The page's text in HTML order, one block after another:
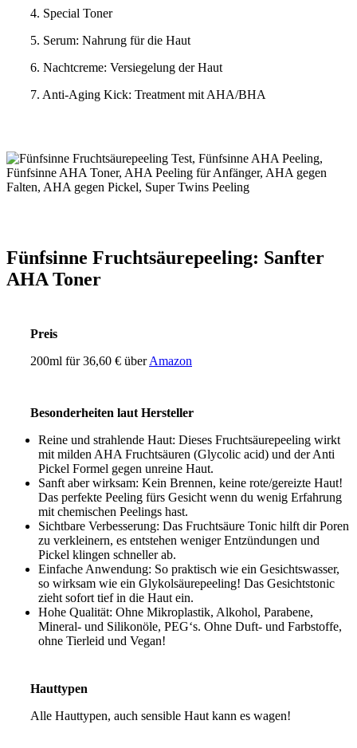
4. Special Toner
5. Serum: Nahrung für die Haut
6. Nachtcreme: Versiegelung der Haut
7. Anti-Aging Kick: Treatment mit AHA/BHA
Fünfsinne Fruchtsäurepeeling: Sanfter
AHA Toner
Preis
200ml für 36,60 € überAmazon
Besonderheiten laut Hersteller
Reine und strahlende Haut: Dieses Fruchtsäurepeeling wirkt
mit milden AHA Fruchtsäuren (Glycolic acid) und der Anti
Pickel Formel gegen unreine Haut.
Sanft aber wirksam: Kein Brennen, keine rote/gereizte Haut!
Das perfekte Peeling fürs Gesicht wenn du wenig Erfahrung
mit chemischen Peelings hast.
Sichtbare Verbesserung: Das Fruchtsäure Tonic hilft dir Poren
zu verkleinern, es entstehen weniger Entzündungen und
Pickel klingen schneller ab.
Einfache Anwendung: So praktisch wie ein Gesichtswasser,
so wirksam wie ein Glykolsäurepeeling! Das Gesichtstonic
zieht sofort tief in die Haut ein.
Hohe Qualität: Ohne Mikroplastik, Alkohol, Parabene,
Mineral- und Silikonöle, PEG‘s. Ohne Duft- und Farbstoffe,
ohne Tierleid und Vegan!
Hauttypen
Alle Hauttypen, auch sensible Haut kann es wagen!